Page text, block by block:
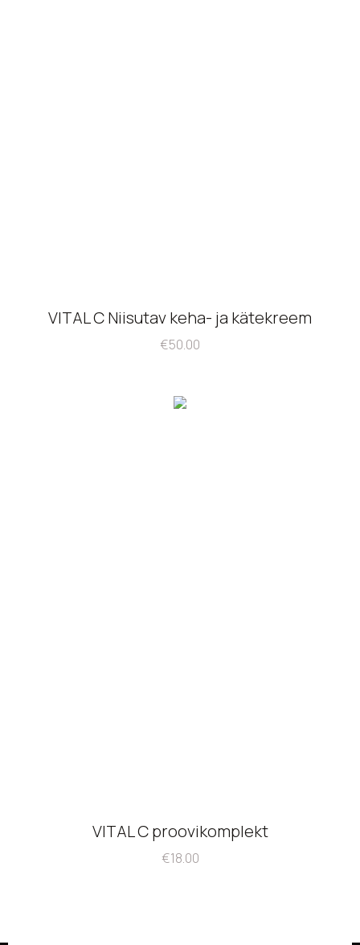
VITAL C Niisutav keha- ja kätekreem
€50.00
VITAL C proovikomplekt
€18.00